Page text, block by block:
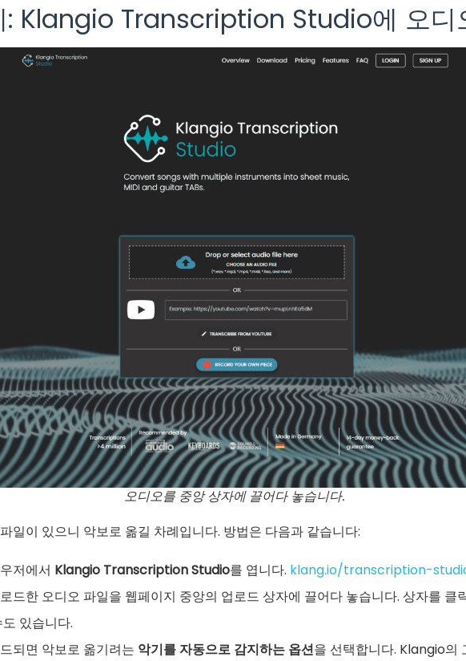
: Klangio Transcription Studio에 오디
오디오를 중앙 상자에 끌어다 놓습니다.
일이 있으니 악보로 옮길 차례입니다. 방법은 다음과 같습니다:
저에서 Klangio Transcription Studio를 엽니다. klang.io/transcription-
드한 오디오 파일을 웹페이지 중앙의 업로드 상자에 끌어다 놓습니다. 상자를 클
있습니다.
되면 악보로 옮기려는 악기를 자동으로 감지하는 옵션을 선택합니다. Klangio의